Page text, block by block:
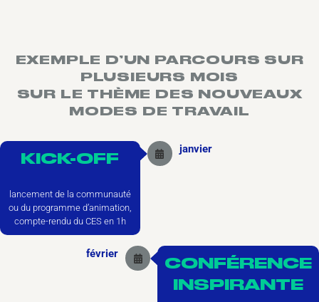
EXEMPLE D’UN PARCOURS SUR
PLUSIEURS MOIS
SUR LE THÈME DES NOUVEAUX
MODES DE TRAVAIL
KICK-OFF
lancement de la communauté
ou du programme d’animation,
compte-rendu du CES en 1h
janvier
CONFÉRENCE
INSPIRANTE
février